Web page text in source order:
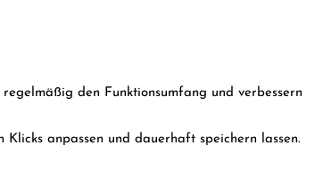
den Funktionsumfang und verbessern
anpassen und dauerhaft speichern lassen.